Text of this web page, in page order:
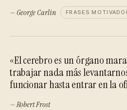
— George Carlin FRASES
«El cerebro es un órgano
trabajar nada más
funcionar hasta entrar en la
— Robert Frost